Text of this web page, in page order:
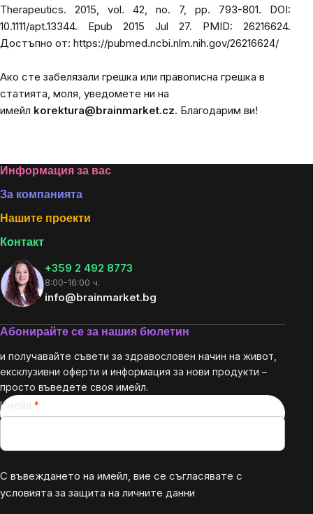
Therapeutics. 2015, vol. 42, no. 7, pp. 793-801. DOI:
10.1111/apt.13344. Epub 2015 Jul 27. PMID: 26216624.
Достъпно от: https://pubmed.ncbi.nlm.nih.gov/26216624/
Ако сте забелязали грешка или правописна грешка в
статията, моля, уведомете ни на
имейл korektura@brainmarket.cz. Благодарим ви!
Footer
Информация за вас
За компанията
Нашите проекти
Контакт
+359 2 492 8773
8:00-16:00 ч.
info@brainmarket.bg
Абонирайте се за нашия бюлетин
и получавайте съвети за здравословен начин на живот,
ексклузивни оферти и информация за нови продукти –
просто въведете своя имейл.
Имейл
С въвеждането на имейл, вие се съгласявате с
условията за защита на личните данни